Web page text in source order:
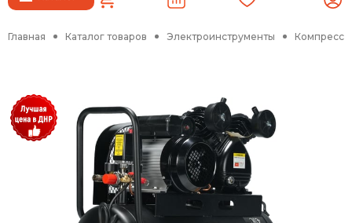
Главная Каталог товаров Электроинструменты